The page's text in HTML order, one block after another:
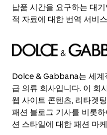
납품 시간을 요구하는 대
적 자료에 대한 번역 서비
Dolce & Gabbana는 세계
급 의류 회사입니다. 이 회
웹 사이트 콘텐츠, 리타겟
패션 블로그 기사를 비롯
션 스타일에 대한 패션 마